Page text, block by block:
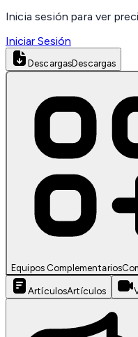
Inicia sesión para ver
Iniciar Sesión
DescargasDescargas
Equipos Complementarios
ArtículosArtículos